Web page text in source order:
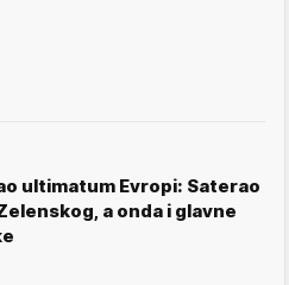
ultimatum Evropi: Saterao
a onda i glavne